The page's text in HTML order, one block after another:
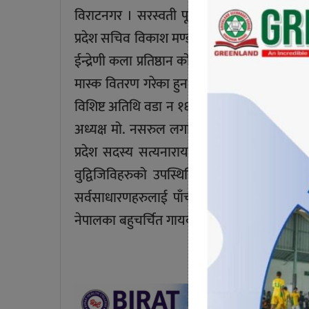
विराटनगर । सरस्वती पूजाको अवसरमा
प्रदेश सचिव विकाश मण्डलले न्यानो लुगा तथा
ईन्द्रेणी कला प्रतिष्ठान को संयुक्त आयोजनमा
मास्क वितरण गरेका हुन। कार्यक्रममा प्रमुख
विशिष्ट अतिथि वडा न १६ का अध्यक्ष मनोज
अध्यक्ष मो. नसरुल लगायतका अतिथीहरु काे
प्रदेश सदस्य सत्यनारायण यादव सहित संजीव
वुद्विजिविहरुको उपस्थितिमा कार्यक्रम सम्पन्न
सर्वसाधारणहरुलाई पाँच सय थान मास्क वितरण
नेपालका बहुचर्चित गायक रामा मण्डलले जनाए ।